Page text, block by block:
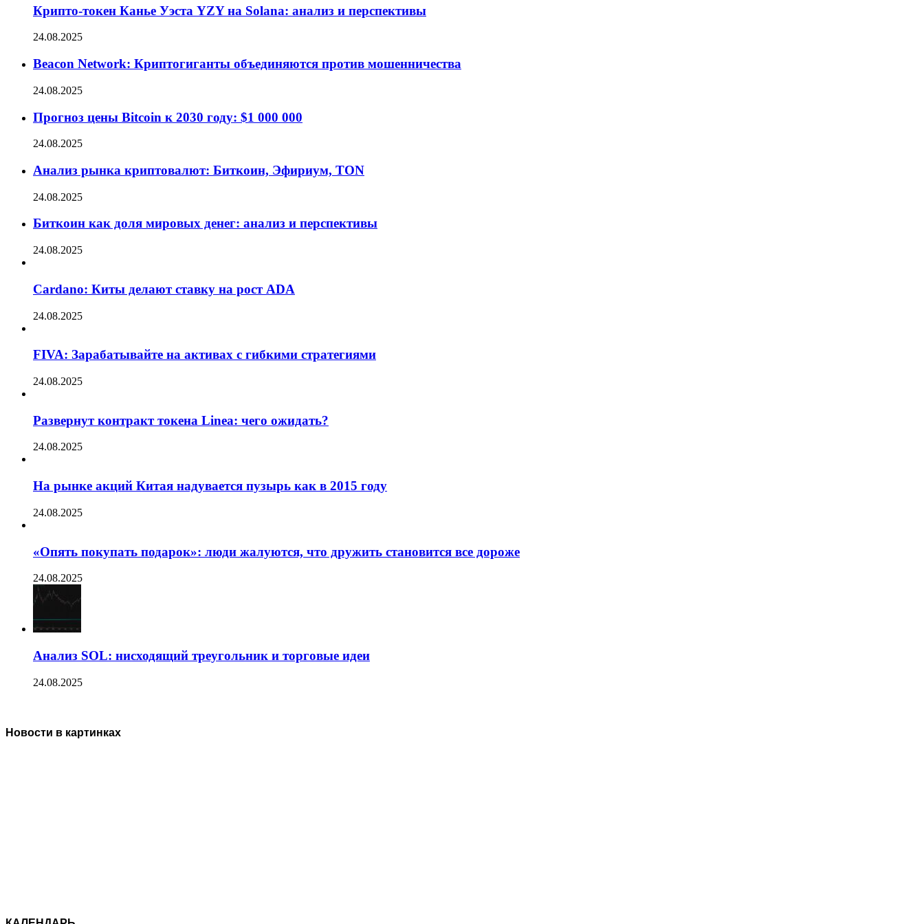
Крипто-токен Канье Уэста YZY на Solana: анализ и перспективы
24.08.2025
Beacon Network: Криптогиганты объединяются против мошенничества
24.08.2025
Прогноз цены Bitcoin к 2030 году: $1 000 000
24.08.2025
Анализ рынка криптовалют: Биткоин, Эфириум, TON
24.08.2025
Биткоин как доля мировых денег: анализ и перспективы
24.08.2025
Cardano: Киты делают ставку на рост ADA
24.08.2025
FIVA: Зарабатывайте на активах с гибкими стратегиями
24.08.2025
Развернут контракт токена Linea: чего ожидать?
24.08.2025
На рынке акций Китая надувается пузырь как в 2015 году
24.08.2025
«Опять покупать подарок»: люди жалуются, что дружить становится все дороже
24.08.2025
Анализ SOL: нисходящий треугольник и торговые идеи
24.08.2025
Новости в картинках